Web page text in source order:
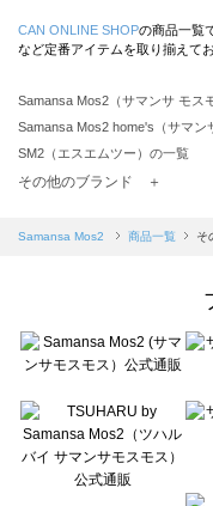
CAN ONLINE SHOPの商品一覧
など定番アイテムを取り揃えてお
Samansa Mos2（サマンサ モス
Samansa Mos2 home's（サマ
SM2（エスエムツー）の一覧
TSUHARU by Samansa Mos2（
Samansa Mos2 blue（サマンサ
Te chichi（テチチ）の一覧
Te chichi CLASSIC（テチチ クラ
Lugnoncure（ルノンキュール）
BETTY'S BLUE（べティーズブ
Wpc.（ワールドパーティー）の
その他のブランド ＋
Samansa Mos2 商品一覧 そ